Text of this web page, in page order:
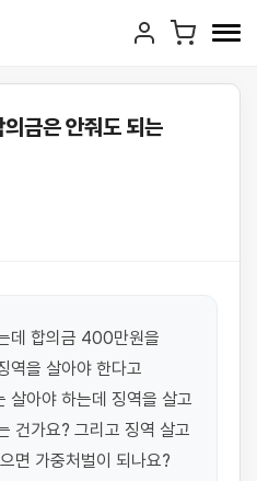
금은 안줘도 되는
데 합의금 400만원을
역을 살아야 한다고
살아야 하는데 징역을 살고
건가요? 그리고 징역 살고
면 가중처벌이 되나요?